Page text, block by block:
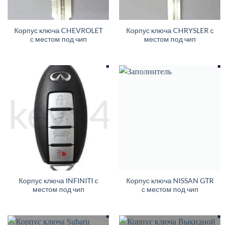
Корпус ключа CHEVROLET
с местом под чип
Корпус ключа CHRYSLER с
местом под чип
Корпус ключа INFINITI с
местом под чип
Корпус ключа NISSAN GTR
с местом под чип